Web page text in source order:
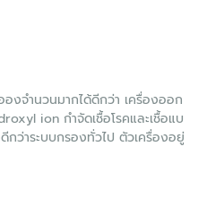
งจำนวนมากได้ดีกว่า เครื่องออก
ion กำจัดเชื้อโรคและเชื้อแบ
ว่าระบบกรองทั่วไป ตัวเครื่องอยู่